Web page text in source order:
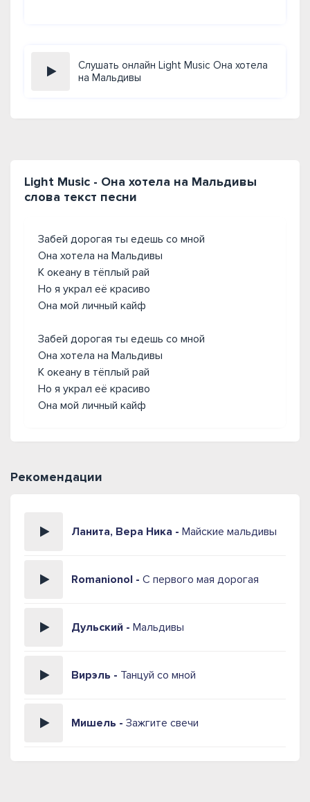
Слушать онлайн Light Music Она хотела
на Мальдивы
Light Music - Она хотела на Мальдивы
слова текст песни
Забей дорогая ты едешь со мной
Она хотела на Мальдивы
К океану в тёплый рай
Но я украл её красиво
Она мой личный кайф
Забей дорогая ты едешь со мной
Она хотела на Мальдивы
К океану в тёплый рай
Но я украл её красиво
Она мой личный кайф
Рекомендации
Ланита, Вера Ника - Майские мальдивы
Romanionol - С первого мая дорогая
Дульский - Мальдивы
Вирэль - Танцуй со мной
Мишель - Зажгите свечи